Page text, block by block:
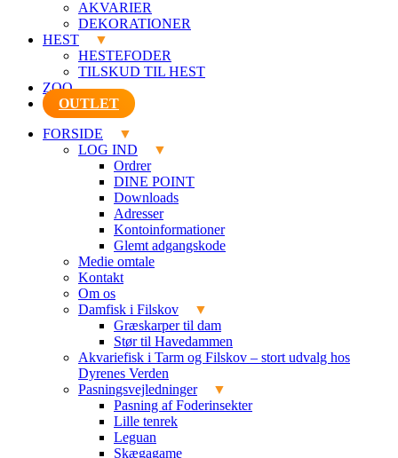
AKVARIER
DEKORATIONER
HEST
HESTEFODER
TILSKUD TIL HEST
ZOO
OUTLET
FORSIDE
LOG IND
Ordrer
DINE POINT
Downloads
Adresser
Kontoinformationer
Glemt adgangskode
Medie omtale
Kontakt
Om os
Damfisk i Filskov
Græskarper til dam
Stør til Havedammen
Akvariefisk i Tarm og Filskov – stort udvalg hos
Dyrenes Verden
Pasningsvejledninger
Pasning af Foderinsekter
Lille tenrek
Leguan
Skægagame